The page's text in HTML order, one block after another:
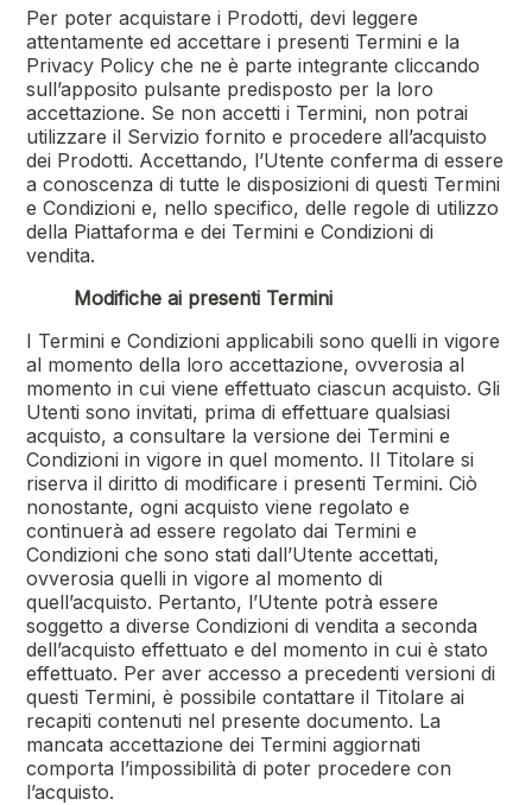
Per poter acquistare i Prodotti, devi leggere
attentamente ed accettare i presenti Termini e la
Privacy Policy che ne è parte integrante cliccando
sull’apposito pulsante predisposto per la loro
accettazione. Se non accetti i Termini, non potrai
utilizzare il Servizio fornito e procedere all’acquisto
dei Prodotti. Accettando, l’Utente conferma di essere
a conoscenza di tutte le disposizioni di questi Termini
e Condizioni e, nello specifico, delle regole di utilizzo
della Piattaforma e dei Termini e Condizioni di
vendita.
Modifiche ai presenti Termini
I Termini e Condizioni applicabili sono quelli in vigore
al momento della loro accettazione, ovverosia al
momento in cui viene effettuato ciascun acquisto. Gli
Utenti sono invitati, prima di effettuare qualsiasi
acquisto, a consultare la versione dei Termini e
Condizioni in vigore in quel momento. Il Titolare si
riserva il diritto di modificare i presenti Termini. Ciò
nonostante, ogni acquisto viene regolato e
continuerà ad essere regolato dai Termini e
Condizioni che sono stati dall’Utente accettati,
ovverosia quelli in vigore al momento di
quell’acquisto. Pertanto, l’Utente potrà essere
soggetto a diverse Condizioni di vendita a seconda
dell’acquisto effettuato e del momento in cui è stato
effettuato. Per aver accesso a precedenti versioni di
questi Termini, è possibile contattare il Titolare ai
recapiti contenuti nel presente documento. La
mancata accettazione dei Termini aggiornati
comporta l’impossibilità di poter procedere con
l’acquisto.